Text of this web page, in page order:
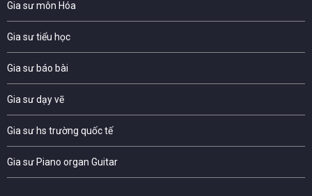
Gia sư môn Hóa
Gia sư tiểu học
Gia sư báo bài
Gia sư dạy vẽ
Gia sư hs trường quốc tế
Gia sư Piano organ Guitar